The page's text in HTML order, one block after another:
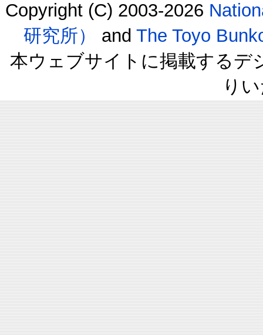
Copyright (C) 2003-2026
研究所）
and The Toyo
本ウェブサイトに掲載するデ
り